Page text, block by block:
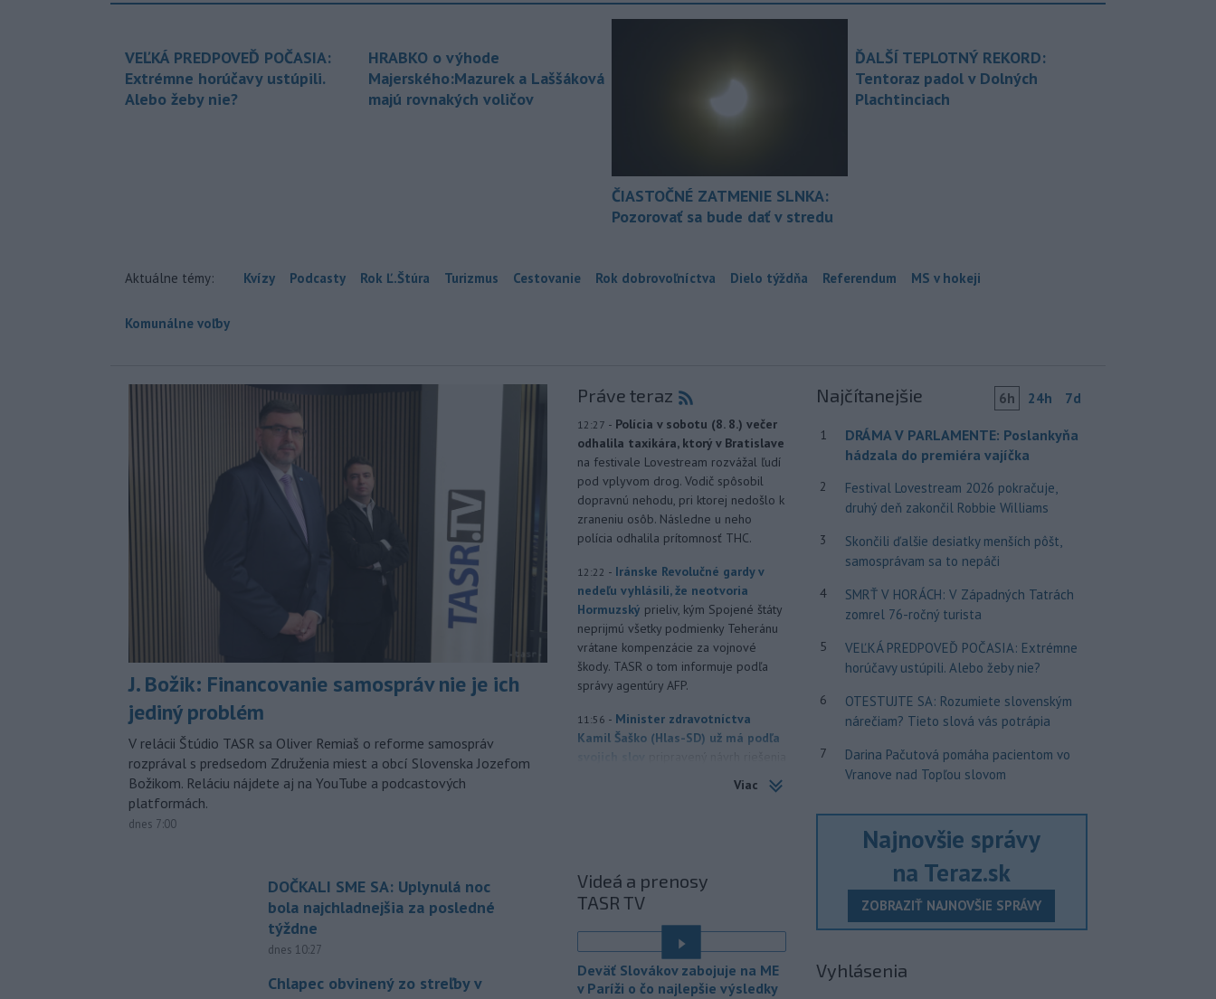
VEĽKÁ PREDPOVEĎ POČASIA:
Extrémne horúčavy ustúpili.
Alebo žeby nie?
HRABKO o výhode
Majerského:Mazurek a Laššáková
majú rovnakých voličov
ČIASTOČNÉ ZATMENIE SLNKA:
Pozorovať sa bude dať v stredu
ĎALŠÍ TEPLOTNÝ REKORD:
Tentoraz padol v Dolných
Plachtinciach
Aktuálne témy: Kvízy Podcasty Rok Ľ.Štúra Turizmus Cestovanie Rok dobrovoľníctva Dielo týždňa Referendum MS v hokeji
Komunálne voľby
J. Božik: Financovanie samospráv nie je ich
jediný problém
V relácii Štúdio TASR sa Oliver Remiaš o reforme samospráv
rozprával s predsedom Združenia miest a obcí Slovenska Jozefom
Božikom. Reláciu nájdete aj na YouTube a podcastových
platformách.
dnes 7:00
DOČKALI SME SA: Uplynulá noc
bola najchladnejšia za posledné
týždne
dnes 10:27
Chlapec obvinený zo streľby v
Práve teraz
12:27 - Polícia v sobotu (8. 8.) večer
odhalila taxikára, ktorý v Bratislave
na festivale Lovestream rozvážal ľudí
pod vplyvom drog. Vodič spôsobil
dopravnú nehodu, pri ktorej nedošlo k
zraneniu osôb. Následne u neho
polícia odhalila prítomnosť THC.
12:22 - Iránske Revolučné gardy v
nedeľu vyhlásili, že neotvoria
Hormuzský prieliv, kým Spojené štáty
neprijmú všetky podmienky Teheránu
vrátane kompenzácie za vojnové
škody. TASR o tom informuje podľa
správy agentúry AFP.
11:56 - Minister zdravotníctva
Kamil Šaško (Hlas-SD) už má podľa
ambulancií záchrannej zdravotnej
obvineniu z obzvlášť závažného
zločinu vraždy v štádiu pokusu. Stíhaní
sú za brutálny útok na vodiča
taxislužby v Seredi, ku ktorému došlo
v noci zo stredy na štvrtok (6. 8.).
10:52 - Slovenskí hasiči naďalej
Viac
Videá a prenosy
TASR TV
Deväť Slovákov zabojuje na ME
v Paríži o čo najlepšie výsledky
Najčítanejšie 6h 24h 7d
1
DRÁMA V PARLAMENTE: Poslankyňa
hádzala do premiéra vajíčka
2
Festival Lovestream 2026 pokračuje,
druhý deň zakončil Robbie Williams
3
Skončili ďalšie desiatky menších pôšt,
samosprávam sa to nepáči
4
SMRŤ V HORÁCH: V Západných Tatrách
zomrel 76-ročný turista
5
VEĽKÁ PREDPOVEĎ POČASIA: Extrémne
horúčavy ustúpili. Alebo žeby nie?
6
OTESTUJTE SA: Rozumiete slovenským
nárečiam? Tieto slová vás potrápia
7
Darina Pačutová pomáha pacientom vo
Vranove nad Topľou slovom
Najnovšie správy
na Teraz.sk
ZOBRAZIŤ NAJNOVŠIE SPRÁVY
Vyhlásenia